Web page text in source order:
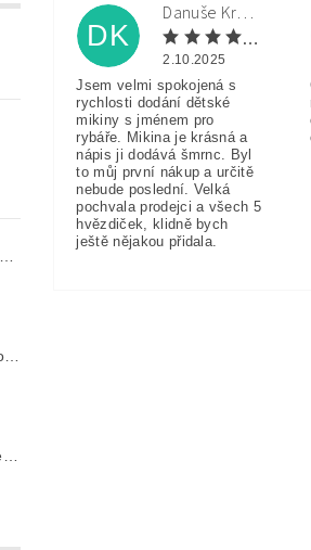
DK
Danuše Krulová
2.10.2025
Jsem velmi spokojená s
rychlosti dodání dětské
mikiny s jménem pro
rybáře. Mikina je krásná a
nápis ji dodává šmrnc. Byl
to můj první nákup a určitě
nebude poslední. Velká
pochvala prodejci a všech 5
hvězdiček, klidně bych
ještě nějakou přidala.